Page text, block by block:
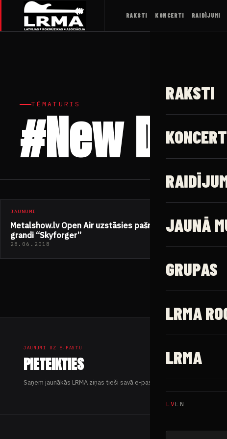
RAKSTI KONCERTI RAIDĪJUMI
RAKSTI
JAUNĀ
GRUPAS
LRMA
LRMA
LVEN
TĒMATURIS
#New
JAUNUMI
Metalshow.lv Open Air uzstāsies pašmāju folkmetāla
grandi “Skyforger”
28.06.2018
JAUNUMI UZ E-PASTU
PIETEIKTIES
Saņem jaunākās LRMA ziņas tieši savā e-pastā.